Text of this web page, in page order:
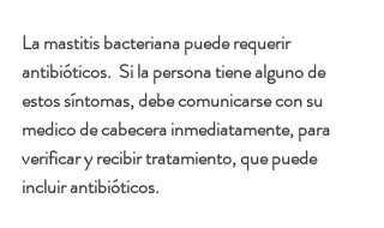
La mastitis bacteriana puede requerir
antibióticos.  Si la persona tiene alguno de
estos síntomas, debe comunicarse con su
medico de cabecera inmediatamente, para
verificar y recibir tratamiento, que puede
incluir antibióticos.